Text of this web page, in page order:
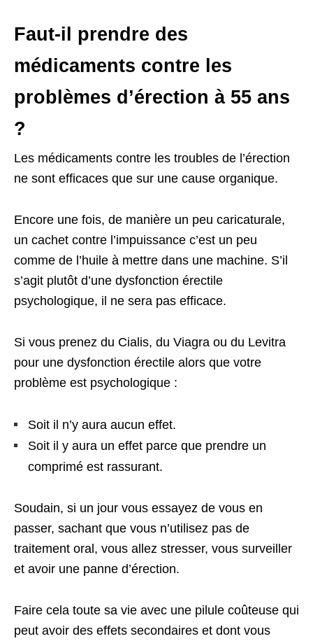
Faut-il prendre des
médicaments contre les
problèmes d’érection à 55 ans
?
Les médicaments contre les troubles de l’érection
ne sont efficaces que sur une cause organique.
Encore une fois, de manière un peu caricaturale,
un cachet contre l’impuissance c’est un peu
comme de l’huile à mettre dans une machine. S’il
s’agit plutôt d’une dysfonction érectile
psychologique, il ne sera pas efficace.
Si vous prenez du Cialis, du Viagra ou du Levitra
pour une dysfonction érectile alors que votre
problème est psychologique :
Soit il n’y aura aucun effet.
Soit il y aura un effet parce que prendre un
comprimé est rassurant.
Soudain, si un jour vous essayez de vous en
passer, sachant que vous n’utilisez pas de
traitement oral, vous allez stresser, vous surveiller
et avoir une panne d’érection.
Faire cela toute sa vie avec une pilule coûteuse qui
peut avoir des effets secondaires et dont vous